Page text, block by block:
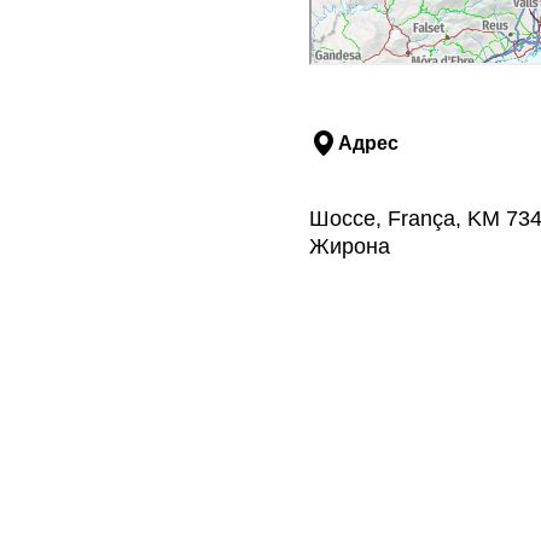
Адрес
Шоссе, França, KM
Жирона